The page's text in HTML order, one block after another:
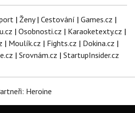
| Ženy| Cestování | Games.cz |
| Osobnosti.cz | Karaoketexty.cz |
| Moulík.cz | Fights.cz | Dokina.cz |
| Srovnám.cz | StartupInsider.cz
Heroine